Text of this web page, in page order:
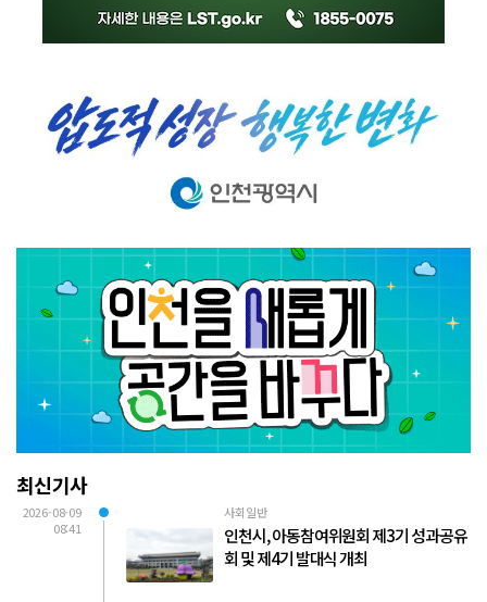
최신기사
2026-08-09
08:41
사회일반
인천시, 아동참여위원회 제3기 성과공유
회 및 제4기 발대식 개최